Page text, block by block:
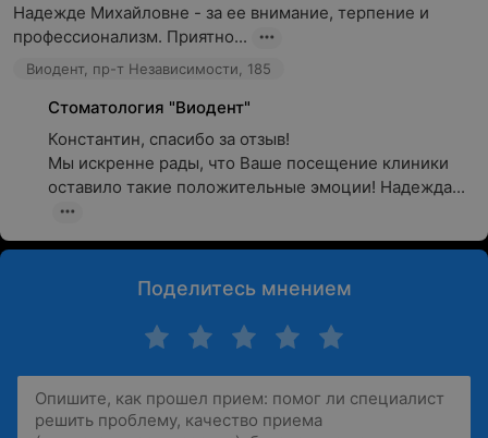
Надежде Михайловне - за ее внимание, терпение и
профессионализм. Приятно...
Виодент, пр-т Независимости, 185
Стоматология "Виодент"
Константин, спасибо за отзыв!
Мы искренне рады, что Ваше посещение клиники
оставило такие положительные эмоции! Надежда...
Поделитесь мнением